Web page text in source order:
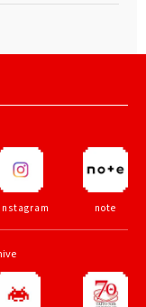
Instagram note